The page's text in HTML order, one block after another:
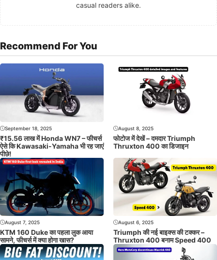
casual readers alike.
Recommend For You
September 18, 2025
₹15.56 लाख में Honda WN7 – फीचर्स
ऐसे कि Kawasaki-Yamaha भी रह जाएं
पीछे!
August 8, 2025
फोटोज में देखें – दमदार Triumph
Thruxton 400 का डिजाइन
August 7, 2025
KTM 160 Duke का पहला लुक आया
सामने, फीचर्स में क्या होगा खास?
August 6, 2025
Triumph की नई बाइक्स की टक्कर –
Thruxton 400 बनाम Speed 400